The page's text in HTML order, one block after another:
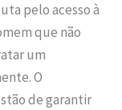
pelo acesso à
que não
um
O
de garantir